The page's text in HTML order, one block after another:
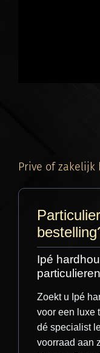
Prive of zakelijk
Ipé
Zoekt u Ipé
voor een luxe
dé specialist
voorraad aan